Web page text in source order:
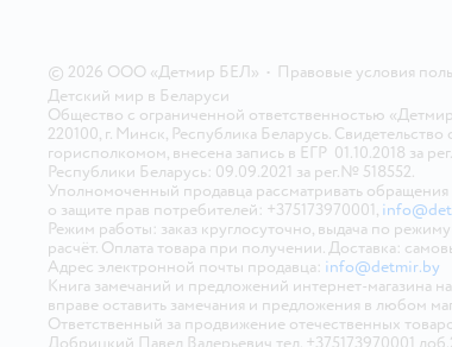
© 2026 ООО «Детмир БЕЛ» • Правовые условия
Детский мир в Беларуси
Общество с ограниченной ответственностью
220100, г. Минск, Республика Беларусь.
горисполкомом, внесена запись в ЕГР 01.10.2018 за
Республики Беларусь: 09.09.2021 за рег.№ 518552.
Уполномоченный продавца рассматривать
о защите прав потребителей: +375173970001,
Режим работы: заказ круглосуточно, выдача по
расчёт. Оплата товара при получении. Доставка:
Адрес электронной почты продавца: info@detmir.by
Книга замечаний и предложений интернет-
вправе оставить замечания и предложения в любом
Ответственный за продвижение отечественных
Добрицкий Павел Валерьевич тел. +375173970001